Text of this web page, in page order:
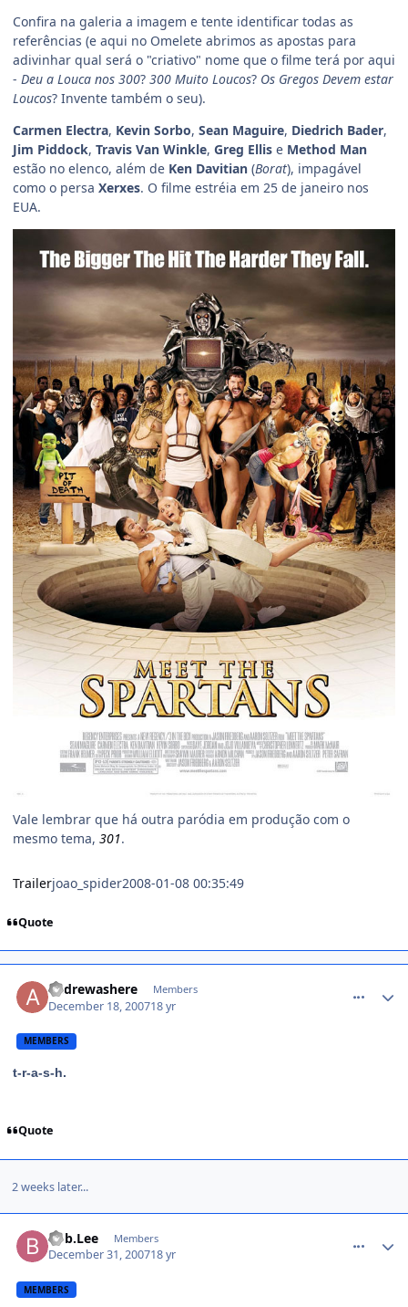
Confira na galeria a imagem e tente identificar todas as
referências (e aqui no Omelete abrimos as apostas para
adivinhar qual será o "criativo" nome que o filme terá por aqui
- Deu a Louca nos 300? 300 Muito Loucos? Os Gregos Devem estar
Loucos? Invente também o seu).
Carmen Electra, Kevin Sorbo, Sean Maguire, Diedrich Bader,
Jim Piddock, Travis Van Winkle, Greg Ellis e Method Man
estão no elenco, além de Ken Davitian (Borat), impagável
como o persa Xerxes. O filme estréia em 25 de janeiro nos
EUA.
Vale lembrar que há outra paródia em produção com o
mesmo tema, 301.
Trailerjoao_spider2008-01-08 00:35:49
Quote
andrewashere Members
December 18, 200718 yr
MEMBERS
t-r-a-s-h.
Quote
2 weeks later...
Bob.Lee Members
December 31, 200718 yr
MEMBERS